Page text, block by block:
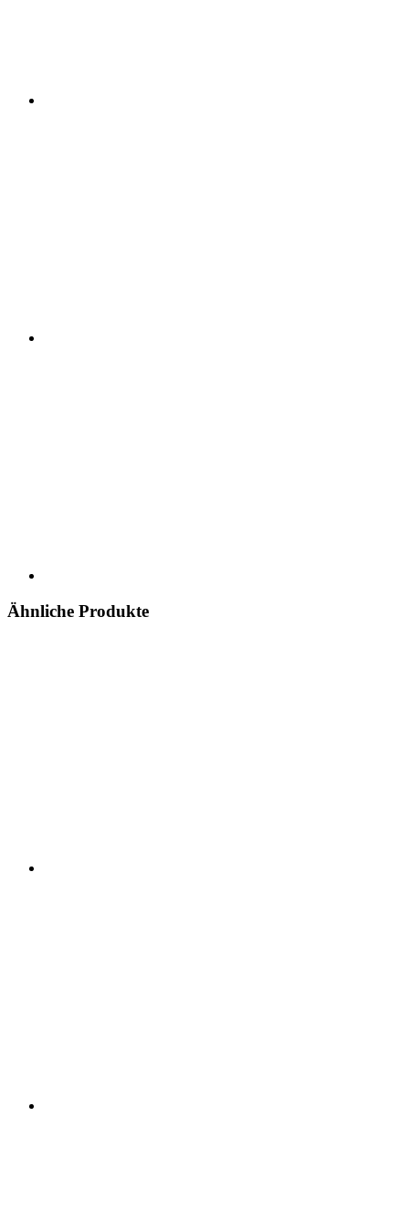
Ähnliche Produkte